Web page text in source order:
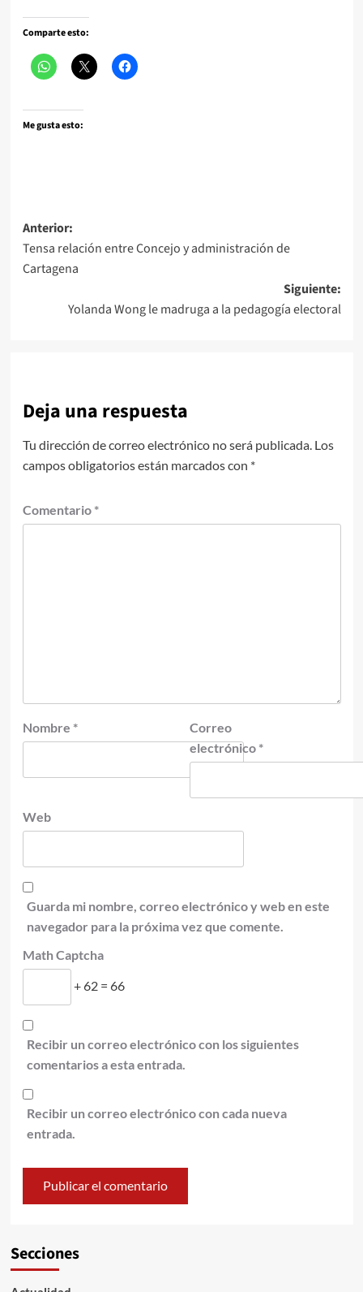
Comparte esto:
Me gusta esto:
Navegación
de
entradas
Anterior:
Tensa relación entre Concejo y administración de
Cartagena
Siguiente:
Yolanda Wong le madruga a la pedagogía electoral
Deja una respuesta
Tu dirección de correo electrónico no será publicada. Los
campos obligatorios están marcados con *
Comentario *
Nombre *
Correo
electrónico *
Web
Guarda mi nombre, correo electrónico y web en este
navegador para la próxima vez que comente.
Math Captcha
+ 62 = 66
Recibir un correo electrónico con los siguientes
comentarios a esta entrada.
Recibir un correo electrónico con cada nueva
entrada.
Secciones